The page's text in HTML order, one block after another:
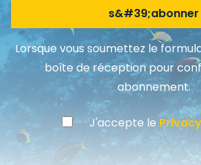
s&#39;abonner
Lorsque vous soumettez le
boîte de réception pour
abonnement.
J'accepte le